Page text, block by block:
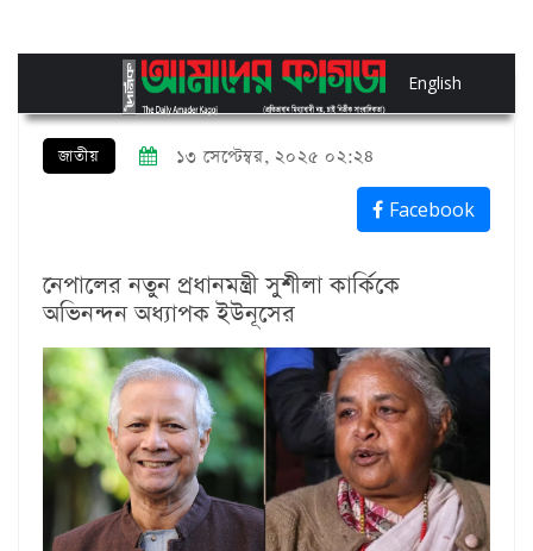
English
জাতীয় ১৩ সেপ্টেম্বর, ২০২৫ ০২:২৪
Facebook
নেপালের নতুন প্রধানমন্ত্রী সুশীলা কার্কিকে
অভিনন্দন অধ্যাপক ইউনূসের